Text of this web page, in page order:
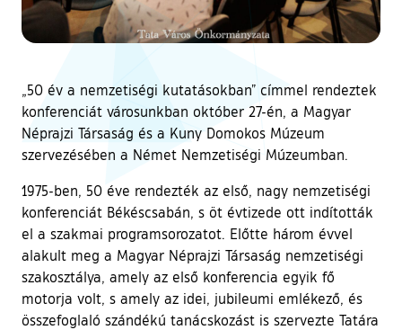
„50 év a nemzetiségi kutatásokban” címmel rendeztek
konferenciát városunkban október 27-én, a Magyar
Néprajzi Társaság és a Kuny Domokos Múzeum
szervezésében a Német Nemzetiségi Múzeumban.
1975-ben, 50 éve rendezték az első, nagy nemzetiségi
konferenciát Békéscsabán, s öt évtizede ott indították
el a szakmai programsorozatot. Előtte három évvel
alakult meg a Magyar Néprajzi Társaság nemzetiségi
szakosztálya, amely az első konferencia egyik fő
motorja volt, s amely az idei, jubileumi emlékező, és
összefoglaló szándékú tanácskozást is szervezte Tatára